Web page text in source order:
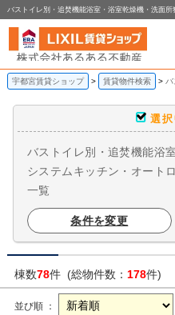
宇都宮賃貸ショップ 賃貸物件検索
選
バストイレ別・追焚機能浴
システムキッチン・オート
一覧
条件を変更
棟数78件 (総物件数： 178件)
並び順 ：